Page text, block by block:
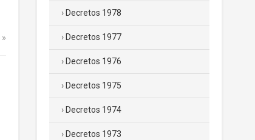
Decretos 1978
Decretos 1977
Decretos 1976
Decretos 1975
Decretos 1974
Decretos 1973